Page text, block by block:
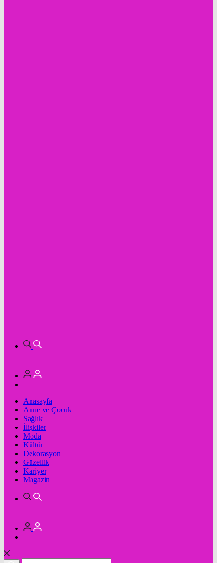
Anasayfa
Anne ve Çocuk
Sağlık
İlişkiler
Moda
Kültür
Dekorasyon
Güzellik
Kariyer
Magazin